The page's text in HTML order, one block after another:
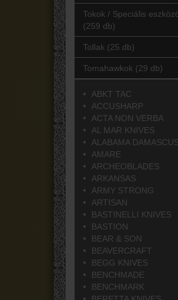
Tokok / Speciális
(259 db)
Tollak (25 db)
Tomahawkok (29 db)
ABKT TAC
ACCUSHARP
ACTA NON VERBA
AL MAR KNIVES
ALABAMA DAMASCUS
AMARE
ARCHEOBLADES
ARKANSAS
ARMY STRONG
ARTISAN
BASTINELLI KNIVES
BASTION
BEAR & SON
BEAVERCRAFT
BEGG KNIVES
BENCHMADE
BENCHMARK